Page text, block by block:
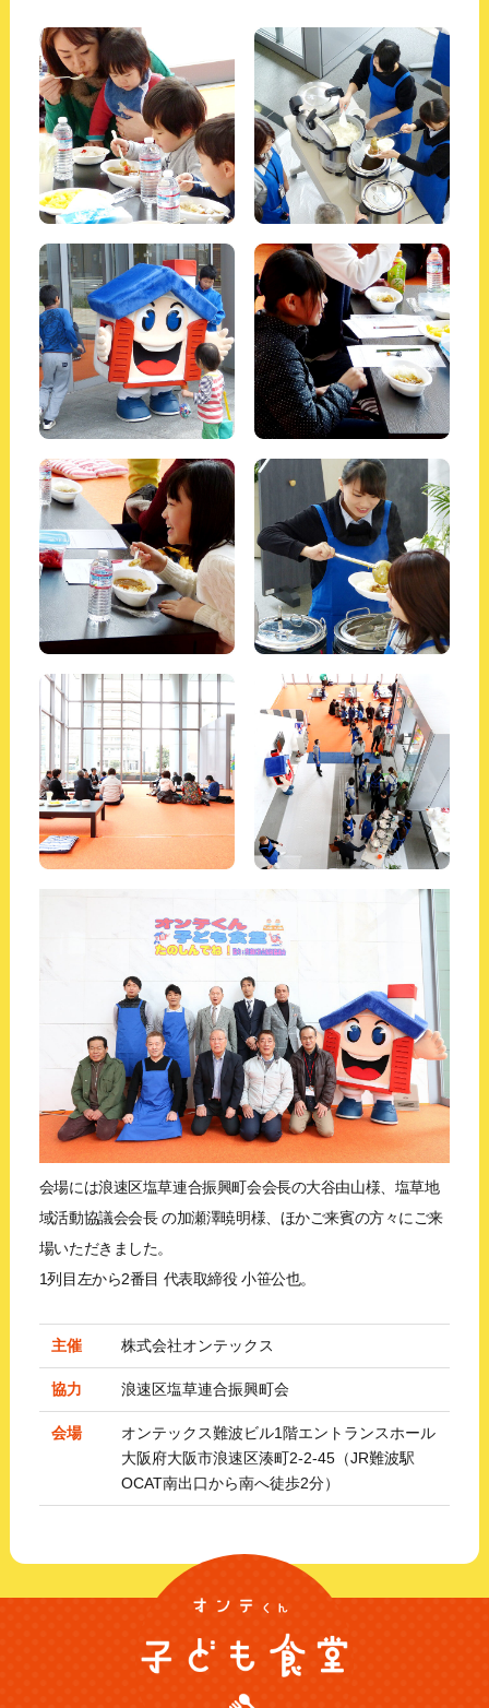
会場には浪速区塩草連合振興町会会長の大谷由山様、塩草地
域活動協議会会長 の加瀬澤暁明様、ほかご来賓の方々にご来
場いただきました。
1列目左から2番目 代表取締役 小笹公也。
主催 株式会社オンテックス
協力 浪速区塩草連合振興町会
会場
オンテックス難波ビル1階エントランスホール
大阪府大阪市浪速区湊町2-2-45（JR難波駅
OCAT南出口から南へ徒歩2分）